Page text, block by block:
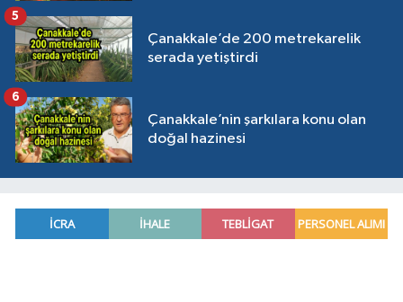
Çanakkale’de 200 metrekarelik
serada yetiştirdi
5
Çanakkale’nin şarkılara konu olan
doğal hazinesi
6